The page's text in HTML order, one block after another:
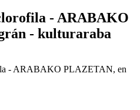
- ARABAKO
- kulturaraba
- ARABAKO PLAZETAN, en